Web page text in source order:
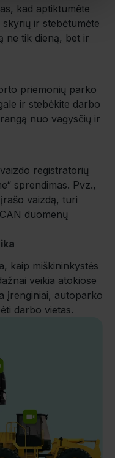
kad aptiktumėte
ir stebėtumėte
ne tik dieną, bet ir
priemonių parko
ir stebėkite darbo
nuo vagysčių ir
registratorių
sprendimas. Pvz.,
vaizdą, turi
duomenų
kaip miškininkystės
veikia atokiose
įrenginiai, autoparko
darbo vietas.